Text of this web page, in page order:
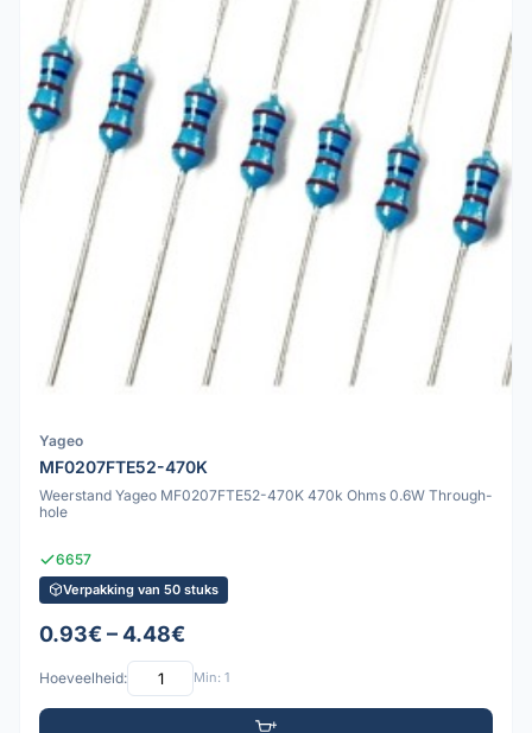
Yageo
MF0207FTE52-470K
Weerstand Yageo MF0207FTE52-470K 470k Ohms 0.6W Through-
hole
6657
Verpakking van 50 stuks
0.93€ – 4.48€
Hoeveelheid: Min: 1